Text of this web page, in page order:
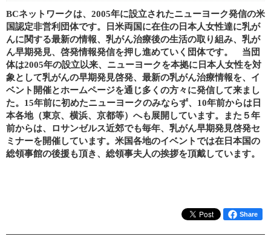
BCネットワークは、2005年に設立されたニューヨーク発信の米
国認定非営利団体です。日米両国に在住の日本人女性達に乳が
んに関する最新の情報、乳がん治療後の生活の取り組み、乳が
ん早期発見、啓発情報発信を押し進めていく団体です。 当団
体は2005年の設立以来、ニューヨークを本拠に日本人女性を対
象として乳がんの早期発見啓発、最新の乳がん治療情報を、イ
ベント開催とホームページを通じ多くの方々に発信して来まし
た。15年前に初めたニューヨークのみならず、10年前からは日
本各地（東京、横浜、京都等）へも展開しています。また５年
前からは、ロサンゼルス近郊でも毎年、乳がん早期発見啓発セ
ミナーを開催しています。米国各地のイベントでは在日本国の
総領事館の後援も頂き、総領事夫人の挨拶を頂戴しています。
Share